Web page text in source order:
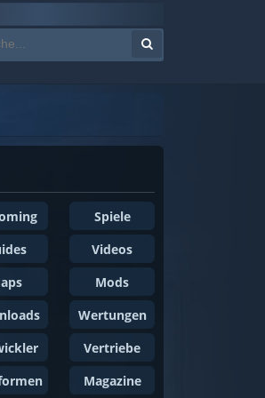
Spiele
Videos
Mods
Wertungen
Vertriebe
Magazine